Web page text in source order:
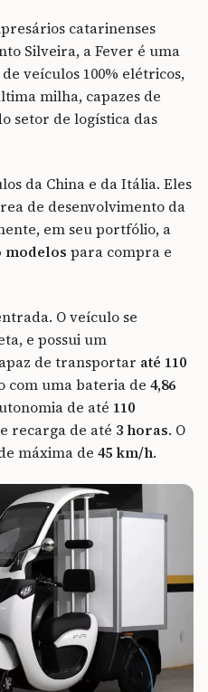
catarinenses
Silveira, a Fever é uma
veículos 100% elétricos,
milha, capazes de
setor de logística das
da China e da Itália. Eles
de desenvolvimento da
em seu portfólio, a
modelos para compra e
O veículo se
e possui um
de transportar até 110
com uma bateria de 4,86
de até 110
recarga de até 3 horas. O
máxima de 45 km/h.